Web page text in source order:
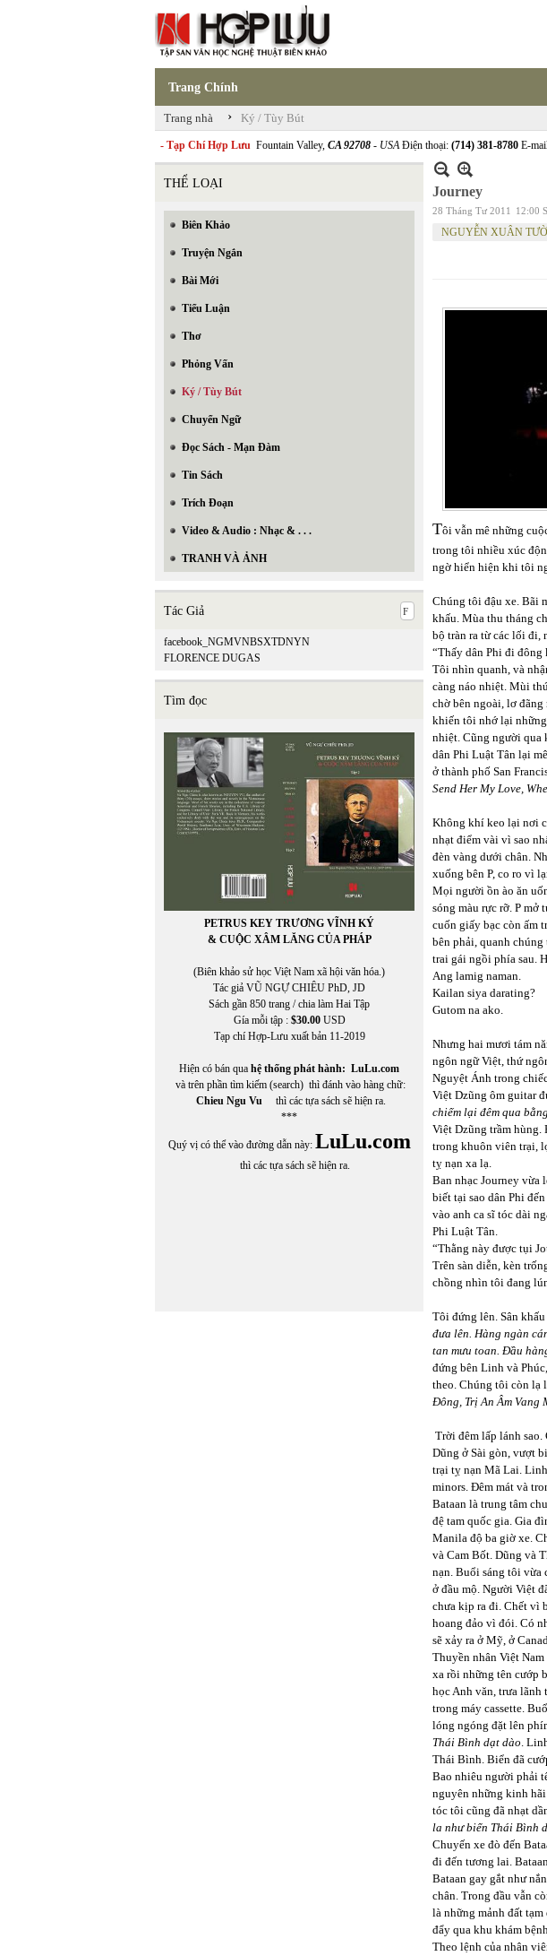
Trang Chính
Trang nhà › Ký / Tùy Bút
- Tạp Chí Hợp Lưu Fountain Valley, CA 92708 - USAĐiện thoại: (714) 381-8780 E-
THỂ LOẠI
Biên Khảo
Truyện Ngắn
Bài Mới
Tiểu Luận
Thơ
Phỏng Vấn
Ký / Tùy Bút
Chuyển Ngữ
Đọc Sách - Mạn Đàm
Tin Sách
Trích Đoạn
Video & Audio : Nhạc & . . .
TRANH VÀ ẢNH
Tác Giả
facebook_NGMVNBSXTDNYN
FLORENCE DUGAS
Tìm đọc
PETRUS KEY TRƯƠNG VĨNH KÝ
& CUỘC XÂM LĂNG CỦA PHÁP
(Biên khảo sử học Việt Nam xã hội văn hóa.)
Tác giả VŨ NGỰ CHIÊU PhD, JD
Sách gần 850 trang / chia làm Hai Tập
Gía mỗi tập : $30.00USD
Tạp chí Hợp-Lưu xuất bản 11-2019
Hiện có bán qua hệ thống phát hành: LuLu.com
và trên phần tìm kiếm (search) thì đánh vào hàng chữ:
Chieu Ngu Vu thì các tựa sách sẽ hiện ra.
***
Quý vị có thể vào đường dẫn này: LuLu.com
thì các tựa sách sẽ hiện ra.
Journey
28 Tháng Tư 2011 12:00
NGUYỄN XUÂN
Tôi vẫn mê những
trong tôi nhiều xúc
ngờ hiển hiện khi tôi
Chúng tôi đậu xe. Bãi
khấu. Mùa thu tháng
bộ tràn ra từ các lối đi,
“Thấy dân Phi đi đông
Tôi nhìn quanh, và
càng náo nhiệt. Mùi
chờ bên ngoài, lơ
khiến tôi nhớ lại
nhiệt. Cũng người qua
dân Phi Luật Tân lại
ở thành phố San
Send Her My Love,
Không khí keo lại nơi
nhạt điểm vài vì sao
đèn vàng dưới chân.
xuống bên P, co ro vì
Mọi người ồn ào ăn
sóng màu rực rỡ. P mở
cuốn giấy bạc còn ấm
bên phải, quanh
trai gái ngồi phía sau.
Ang lamig naman.
Kailan siya darating?
Gutom na ako.
Nhưng hai mươi tám
ngôn ngữ Việt, thứ
Nguyệt Ánh trong
Việt Dzũng ôm guitar
chiếm lại đêm qua
Việt Dzũng trầm
trong khuôn viên trại,
tỵ nạn xa lạ.
Ban nhạc Journey vừa
biết tại sao dân Phi
vào anh ca sĩ tóc dài
Phi Luật Tân.
“Thằng này được tụi
Trên sàn diễn, kèn
chồng nhìn tôi đang
Tôi đứng lên. Sân
đưa lên. Hàng ngàn
tan mưu toan. Đầu
đứng bên Linh và
theo. Chúng tôi còn lạ
Đông, Trị An Âm Vang
Trời đêm lấp lánh
Dũng ở Sài gòn, vượt
trại tỵ nạn Mã Lai.
minors. Đêm mát và
Bataan là trung tâm
đệ tam quốc gia. Gia
Manila độ ba giờ xe.
và Cam Bốt. Dũng và
nạn. Buổi sáng tôi vừa
ở đầu mộ. Người Việt
chưa kịp ra đi. Chết vì
hoang đảo vì đói. Có
sẽ xảy ra ở Mỹ, ở
Thuyền nhân Việt
xa rồi những tên cướp
học Anh văn, trưa lãnh
trong máy cassette.
lóng ngóng đặt lên
Thái Bình dạt dào.
Thái Bình. Biển đã
Bao nhiêu người phải
nguyên những kinh hãi
tóc tôi cũng đã nhạt
la như biển Thái Bình
Chuyến xe đò đến
đi đến tương lai.
Bataan gay gắt như
chân. Trong đầu vẫn
là những mảnh đất
đẩy qua khu khám
Theo lệnh của nhân